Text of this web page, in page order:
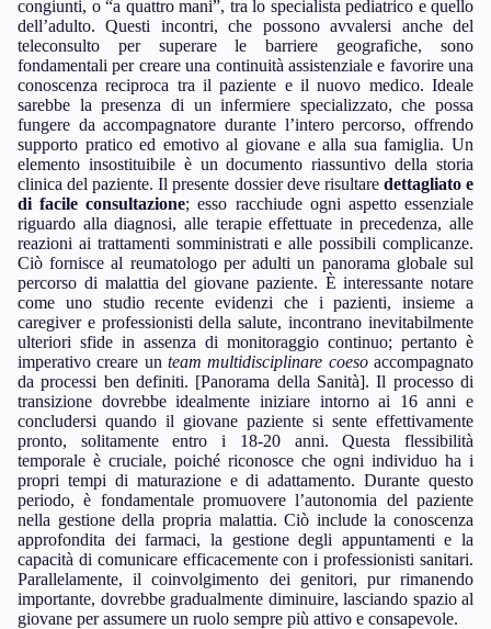
congiunti, o “a quattro mani”, tra lo specialista pediatrico e quello
dell’adulto. Questi incontri, che possono avvalersi anche del
teleconsulto per superare le barriere geografiche, sono
fondamentali per creare una continuità assistenziale e favorire una
conoscenza reciproca tra il paziente e il nuovo medico. Ideale
sarebbe la presenza di un infermiere specializzato, che possa
fungere da accompagnatore durante l’intero percorso, offrendo
supporto pratico ed emotivo al giovane e alla sua famiglia. Un
elemento insostituibile è un documento riassuntivo della storia
clinica del paziente. Il presente dossier deve risultare dettagliato e
di facile consultazione; esso racchiude ogni aspetto essenziale
riguardo alla diagnosi, alle terapie effettuate in precedenza, alle
reazioni ai trattamenti somministrati e alle possibili complicanze.
Ciò fornisce al reumatologo per adulti un panorama globale sul
percorso di malattia del giovane paziente. È interessante notare
come uno studio recente evidenzi che i pazienti, insieme a
caregiver e professionisti della salute, incontrano inevitabilmente
ulteriori sfide in assenza di monitoraggio continuo; pertanto è
imperativo creare un team multidisciplinare coesoaccompagnato
da processi ben definiti. [Panorama della Sanità]. Il processo di
transizione dovrebbe idealmente iniziare intorno ai 16 anni e
concludersi quando il giovane paziente si sente effettivamente
pronto, solitamente entro i 18-20 anni. Questa flessibilità
temporale è cruciale, poiché riconosce che ogni individuo ha i
propri tempi di maturazione e di adattamento. Durante questo
periodo, è fondamentale promuovere l’autonomia del paziente
nella gestione della propria malattia. Ciò include la conoscenza
approfondita dei farmaci, la gestione degli appuntamenti e la
capacità di comunicare efficacemente con i professionisti sanitari.
Parallelamente, il coinvolgimento dei genitori, pur rimanendo
importante, dovrebbe gradualmente diminuire, lasciando spazio al
giovane per assumere un ruolo sempre più attivo e consapevole.